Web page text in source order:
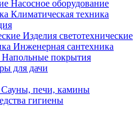
Насосное оборудование
Климатическая техника
Изделия светотехнические
Инженерная сантехника
Напольные покрытия
для дачи
Сауны, печи, камины
гигиены